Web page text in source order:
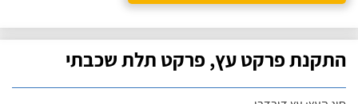
התקנת פרקט עץ, פרקט תלת שכבתי